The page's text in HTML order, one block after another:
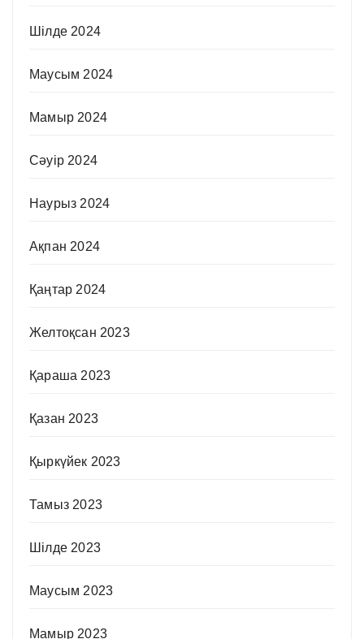
Шілде 2024
Маусым 2024
Мамыр 2024
Сәуір 2024
Наурыз 2024
Ақпан 2024
Қаңтар 2024
Желтоқсан 2023
Қараша 2023
Қазан 2023
Қыркүйек 2023
Тамыз 2023
Шілде 2023
Маусым 2023
Мамыр 2023